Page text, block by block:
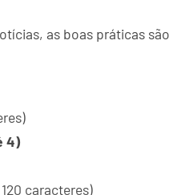
as boas práticas são
4)
caracteres)